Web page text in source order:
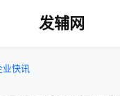
发辅网
业快讯